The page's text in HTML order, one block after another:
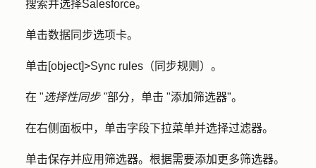
搜索并选择Salesforce。
单击数据同步选项卡。
单击[object]>Sync rules（同步规则 ）。
在 "选择性同步 "部分，单击 "添加筛选器"。
在右侧面板中，单击字段下拉菜单并选择过滤器。
单击保存并应用筛选器。根据需要添加更多筛选器。